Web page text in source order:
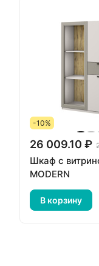
-10%
26 009.10 ₽
Шкаф с
MODERN
В корзину